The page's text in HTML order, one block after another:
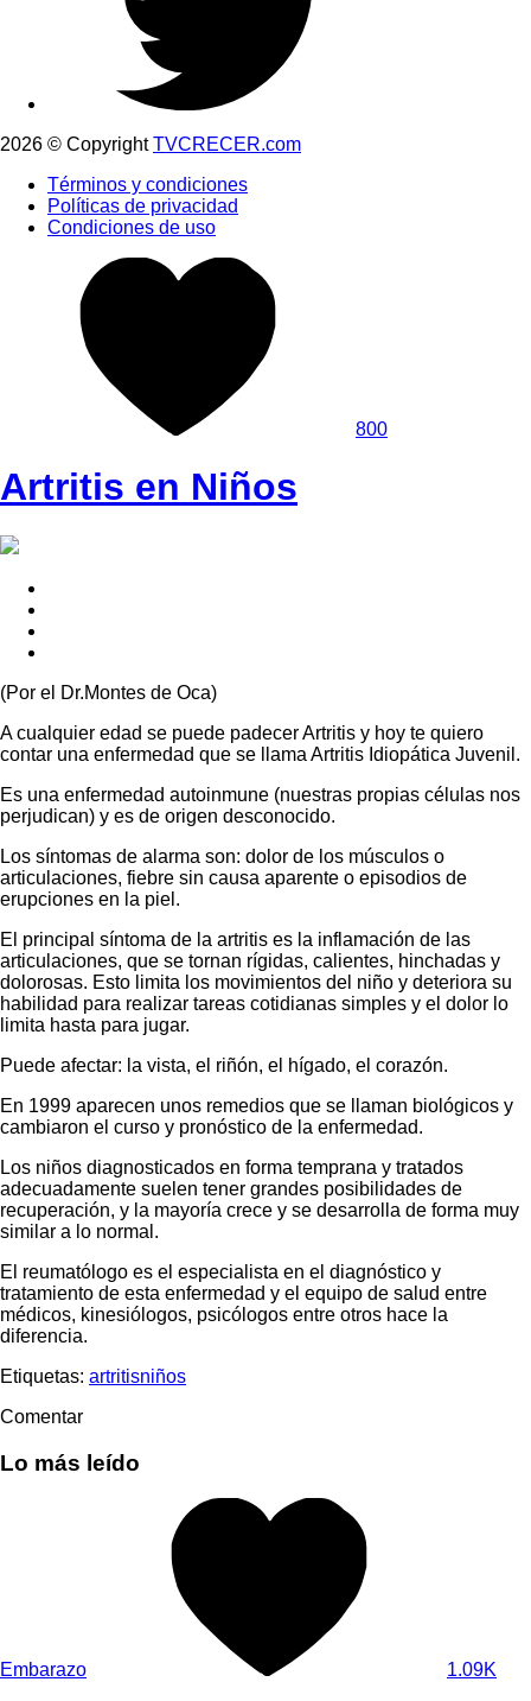
2026 © CopyrightTVCRECER.com
Términos y condiciones
Políticas de privacidad
Condiciones de uso
800
Artritis en Niños
(Por el Dr.Montes de Oca)
A cualquier edad se puede padecer Artritis y hoy te quiero
contar una enfermedad que se llama Artritis Idiopática Juvenil.
Es una enfermedad autoinmune (nuestras propias células nos
perjudican) y es de origen desconocido.
Los síntomas de alarma son: dolor de los músculos o
articulaciones, fiebre sin causa aparente o episodios de
erupciones en la piel.
El principal síntoma de la artritis es la inflamación de las
articulaciones, que se tornan rígidas, calientes, hinchadas y
dolorosas. Esto limita los movimientos del niño y deteriora su
habilidad para realizar tareas cotidianas simples y el dolor lo
limita hasta para jugar.
Puede afectar: la vista, el riñón, el hígado, el corazón.
En 1999 aparecen unos remedios que se llaman biológicos y
cambiaron el curso y pronóstico de la enfermedad.
Los niños diagnosticados en forma temprana y tratados
adecuadamente suelen tener grandes posibilidades de
recuperación, y la mayoría crece y se desarrolla de forma muy
similar a lo normal.
El reumatólogo es el especialista en el diagnóstico y
tratamiento de esta enfermedad y el equipo de salud entre
médicos, kinesiólogos, psicólogos entre otros hace la
diferencia.
Etiquetas: artritisniños
Comentar
Lo más leído
Embarazo 1.09K